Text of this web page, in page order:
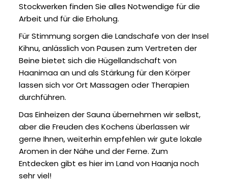
Stockwerken finden Sie alles Notwendige für die
Arbeit und für die Erholung.
Für Stimmung sorgen die Landschafe von der Insel
Kihnu, anlässlich von Pausen zum Vertreten der
Beine bietet sich die Hügellandschaft von
Haanimaa an und als Stärkung für den Körper
lassen sich vor Ort Massagen oder Therapien
durchführen.
Das Einheizen der Sauna übernehmen wir selbst,
aber die Freuden des Kochens überlassen wir
gerne Ihnen, weiterhin empfehlen wir gute lokale
Aromen in der Nähe und der Ferne. Zum
Entdecken gibt es hier im Land von Haanja noch
sehr viel!